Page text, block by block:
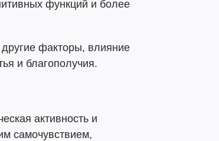
функций и более
факторы, влияние
и благополучия.
активность и
самочувствием,